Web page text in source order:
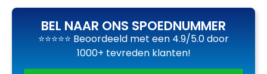
BEL NAAR ONS SPOEDNUMMER
⭐⭐⭐⭐⭐ Beoordeeld met een 4.9/5.0 door
1000+ tevreden klanten!